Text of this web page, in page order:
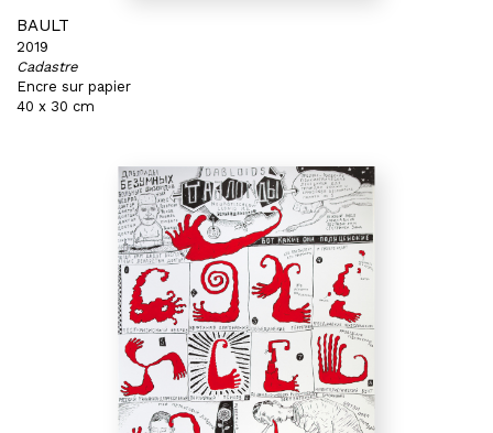
BAULT
2019
Cadastre
Encre sur papier
40 x 30 cm